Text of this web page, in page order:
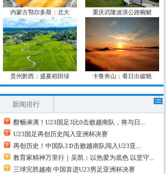
内蒙古鄂尔多斯：北大 重庆武隆波浪公路蜿蜒
贵州黔西：盛夏稻田绿 卡鲁奔山：看日出破晓
新闻排行
酣畅淋漓！U23国足3比0击败越南队，将与日...
U23国足再创历史闯入亚洲杯决赛
再创历史！中国队3∶0击败越南队闯入U23亚...
教育家精神万里行｜吴凯：以热爱为底色 以坚守...
三球完胜越南 中国首进U23男足亚洲杯决赛